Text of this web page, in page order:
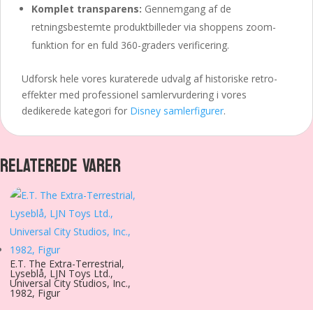
Komplet transparens: Gennemgang af de
retningsbestemte produktbilleder via shoppens zoom-
funktion for en fuld 360-graders verificering.
Udforsk hele vores kuraterede udvalg af historiske retro-
effekter med professionel samlervurdering i vores
dedikerede kategori for Disney samlerfigurer.
RELATEREDE VARER
E.T. The Extra-Terrestrial,
Lyseblå, LJN Toys Ltd.,
Universal City Studios, Inc.,
1982, Figur